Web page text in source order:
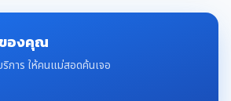
องคุณ
การ ให้คนแม่สอดค้นเจอ